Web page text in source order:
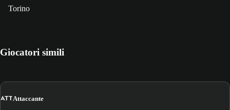
Torino
Giocatori simili
ATTAttaccante